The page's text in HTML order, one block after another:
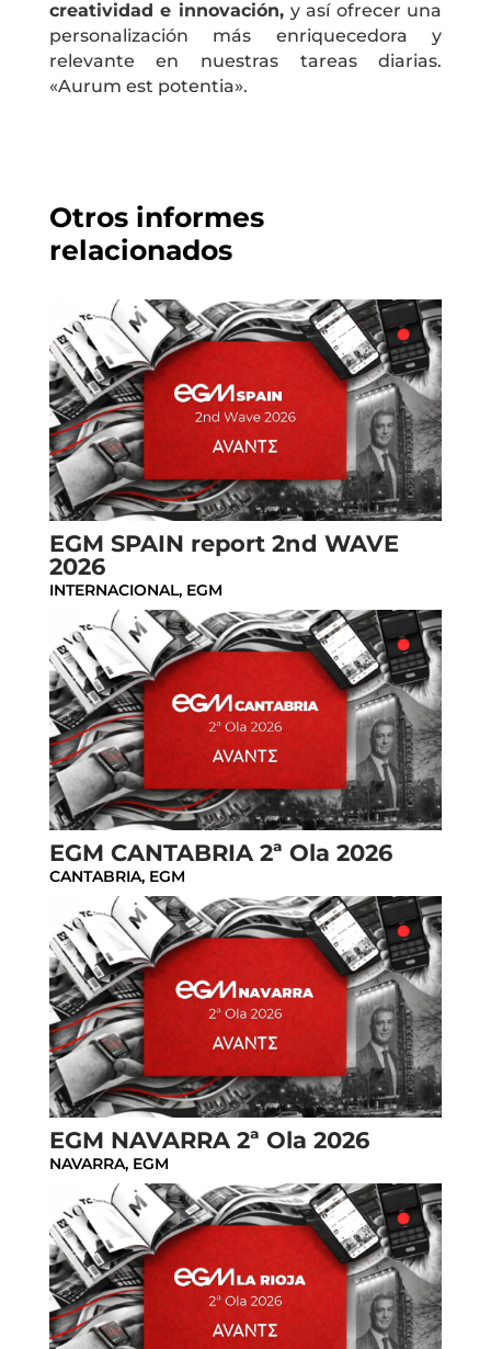
creatividad e innovación,y así ofrecer una
personalización más enriquecedora y
relevante en nuestras tareas diarias.
«Aurum est potentia».
Otros informes
relacionados
EGM SPAIN report 2nd WAVE
2026
INTERNACIONAL, EGM
EGM CANTABRIA 2ª Ola 2026
CANTABRIA, EGM
EGM NAVARRA 2ª Ola 2026
NAVARRA, EGM